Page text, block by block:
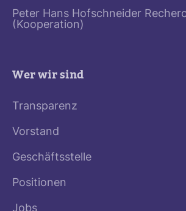
Peter Hans Hofschneider
(Kooperation)
Wer wir sind
Transparenz
Vorstand
Geschäftsstelle
Positionen